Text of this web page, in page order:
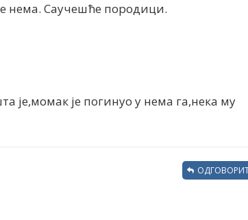
нема. Саучешће породици.
је,момак је погинуо у нема га,нека му